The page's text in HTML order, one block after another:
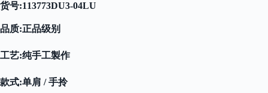
货号:113773DU3-04LU
品质:正品级别
工艺:纯手工製作
款式:单肩 / 手拎